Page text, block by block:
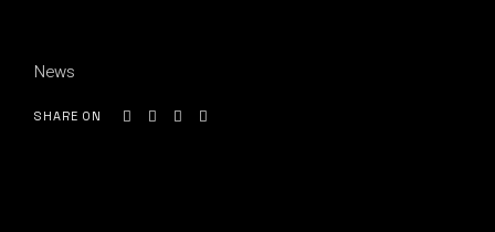
News
SHARE ON